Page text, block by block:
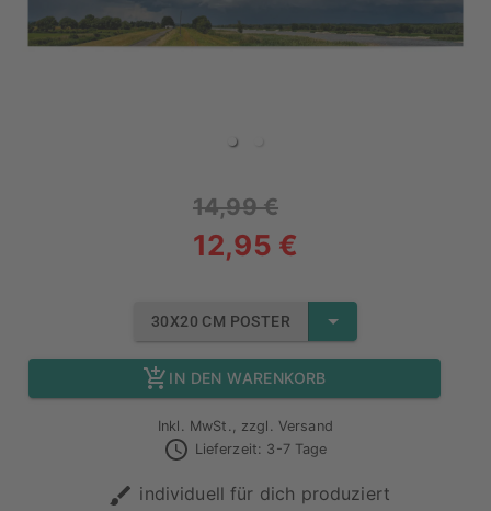
14,99 €
12,95 €
30X20 CM POSTER
IN DEN WARENKORB
Inkl. MwSt., zzgl. Versand
Lieferzeit: 3-7 Tage
individuell für dich produziert